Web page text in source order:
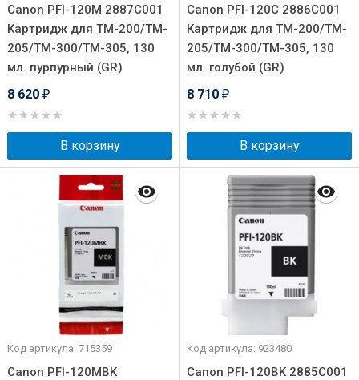
Canon PFI-120M 2887C001
Картридж для TM-200/TM-
205/TM-300/TM-305, 130
мл. пурпурный (GR)
8 620 ₽
В корзину
Canon PFI-120C 2886C001
Картридж для TM-200/TM-
205/TM-300/TM-305, 130
мл. голубой (GR)
8 710 ₽
В корзину
Код артикула: 715359
Canon PFI-120MBK
Код артикула: 923480
Canon PFI-120BK 2885C001